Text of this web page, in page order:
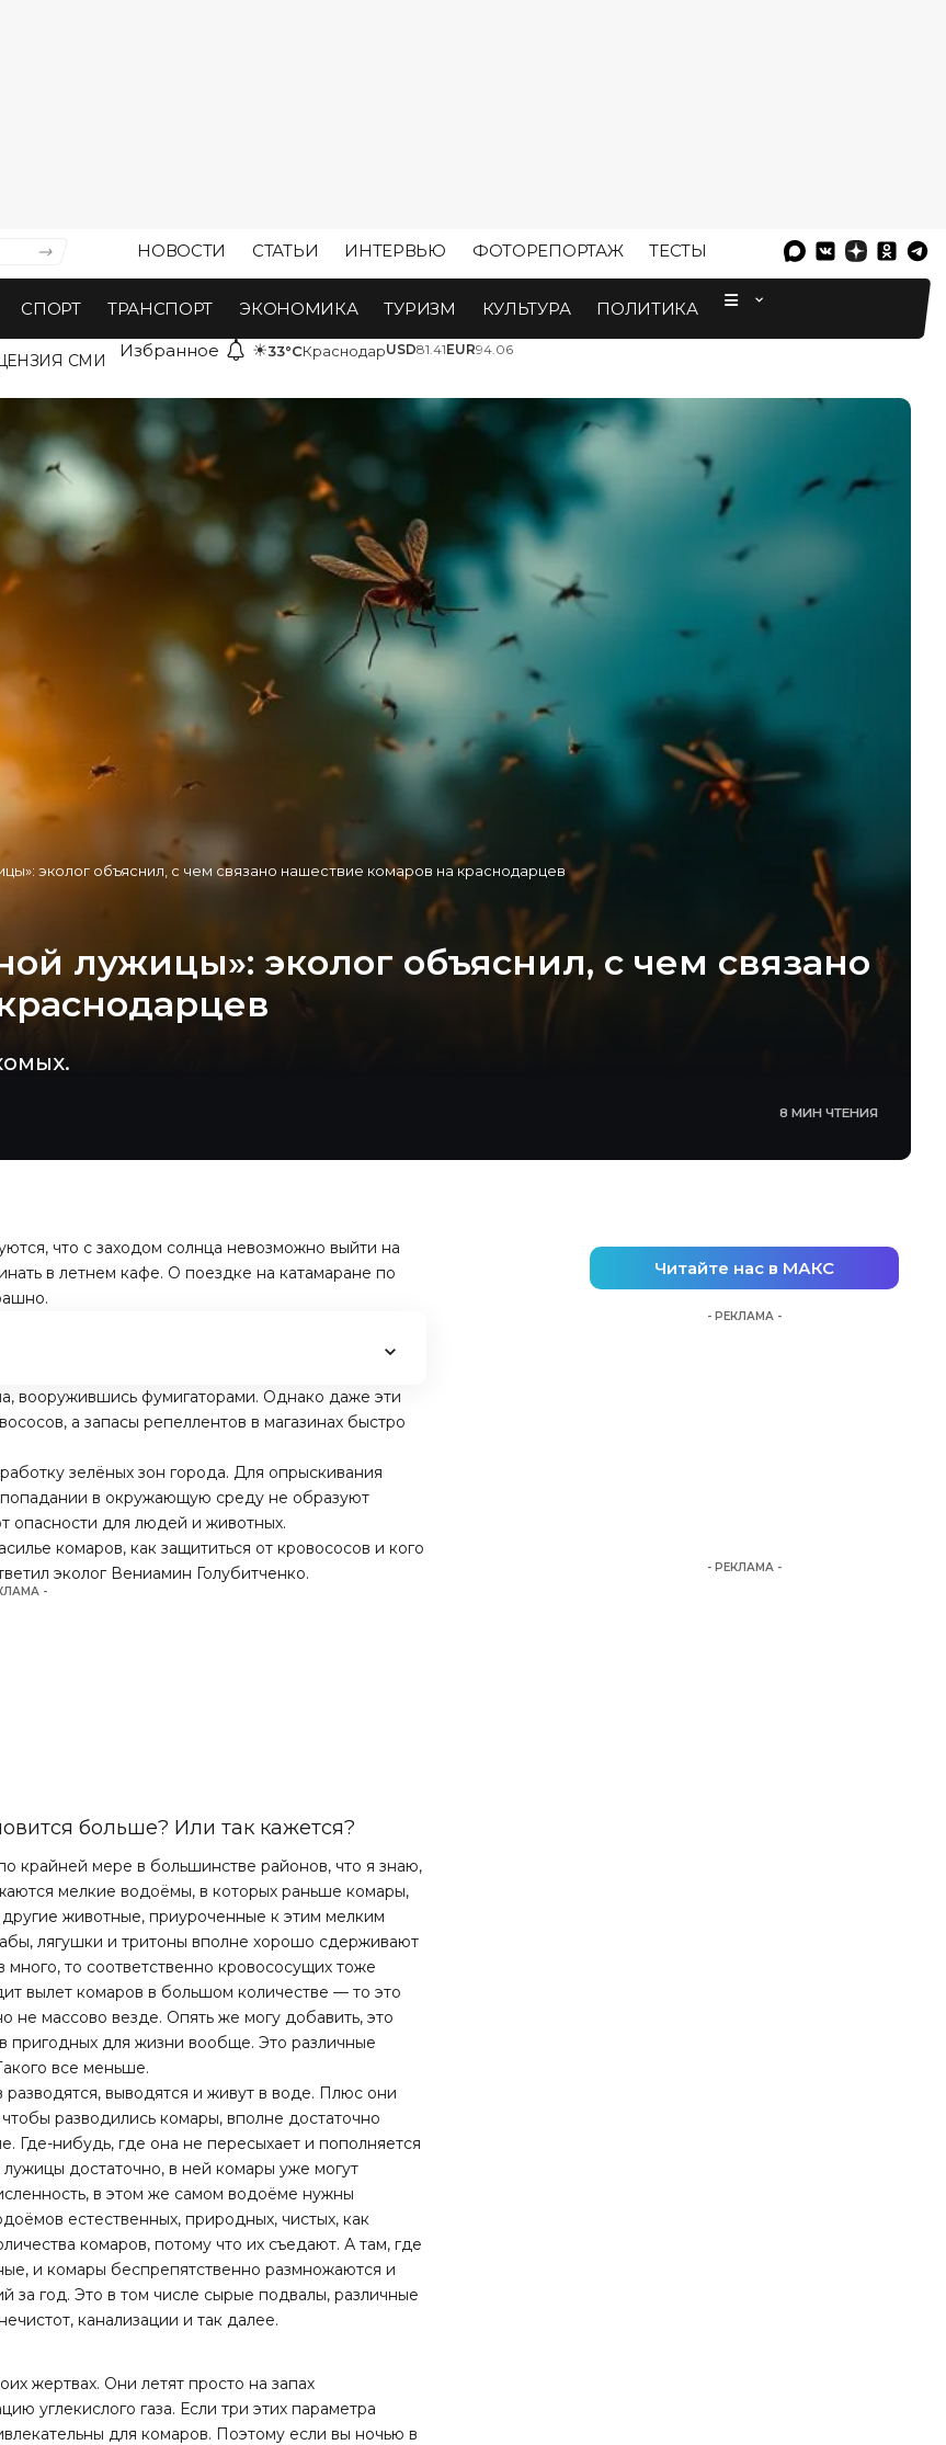
НОВОСТИ СТАТЬИ ИНТЕРВЬЮ ФОТОРЕПОРТАЖ ТЕСТЫ
СПОРТ ТРАНСПОРТ ЭКОНОМИКА ТУРИЗМ КУЛЬТУРА ПОЛИТИКА
СМИ Избранное ☀33°CКраснодарUSD81.41EUR94.06
эколог объяснил, с чем связано нашествие комаров на краснодарцев
лужицы»: эколог объяснил, с чем связано
8 МИН ЧТЕНИЯ
что с заходом солнца невозможно выйти на
в летнем кафе. О поездке на катамаране по
вооружившись фумигаторами. Однако даже эти
а запасы репеллентов в магазинах быстро
зелёных зон города. Для опрыскивания
попадании в окружающую среду не образуют
опасности для людей и животных.
комаров, как защититься от кровососов и кого
эколог Вениамин Голубитченко.
-
больше? Или так кажется?
крайней мере в большинстве районов, что я знаю,
мелкие водоёмы, в которых раньше комары,
животные, приуроченные к этим мелким
лягушки и тритоны вполне хорошо сдерживают
то соответственно кровососущих тоже
вылет комаров в большом количестве — то это
не массово везде. Опять же могу добавить, это
пригодных для жизни вообще. Это различные
все меньше.
выводятся и живут в воде. Плюс они
разводились комары, вполне достаточно
Где-нибудь, где она не пересыхает и пополняется
достаточно, в ней комары уже могут
в этом же самом водоёме нужны
естественных, природных, чистых, как
комаров, потому что их съедают. А там, где
и комары беспрепятственно размножаются и
за год. Это в том числе сырые подвалы, различные
канализации и так далее.
жертвах. Они летят просто на запах
углекислого газа. Если три этих параметра
для комаров. Поэтому если вы ночью в
Читайте нас в МАКС
- РЕКЛАМА -
- РЕКЛАМА -